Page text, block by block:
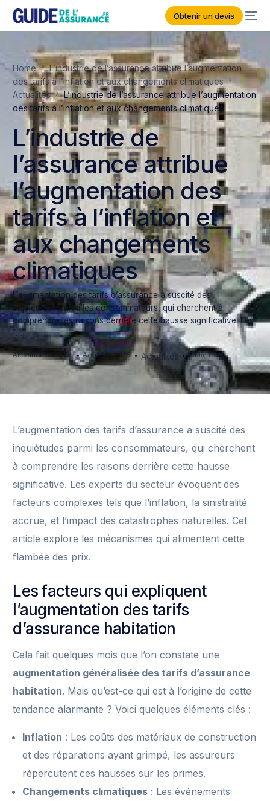
Obtenir un devis
Home
L’industrie de l’assurance attribue l’augmentation
des tarifs à l’inflation et aux changements climatiques
Actualités
L’industrie de l’assurance attribue l’augmentation
des tarifs à l’inflation et aux changements climatiques
L’industrie de
l’assurance attribue
l’augmentation des
tarifs à l’inflation et
aux changements
climatiques
L’augmentation des tarifs d’assurance a suscité des
inquiétudes parmi les consommateurs, qui cherchent à
comprendre les raisons derrière cette hausse significative. Les
[…]
Alexandre Lefèvre Août 26, 2025 Actualités 3 Min Read
L’augmentation des tarifs d’assurance a suscité des
inquiétudes parmi les consommateurs, qui cherchent
à comprendre les raisons derrière cette hausse
significative. Les experts du secteur évoquent des
facteurs complexes tels que l’inflation, la sinistralité
accrue, et l’impact des catastrophes naturelles. Cet
article explore les mécanismes qui alimentent cette
flambée des prix.
Les facteurs qui expliquent
l’augmentation des tarifs
d’assurance habitation
Cela fait quelques mois que l’on constate une
augmentation généralisée des tarifs d’assurance
habitation. Mais qu’est-ce qui est à l’origine de cette
tendance alarmante ? Voici quelques éléments clés :
Inflation : Les coûts des matériaux de construction
et des réparations ayant grimpé, les assureurs
répercutent ces hausses sur les primes.
Changements climatiques : Les événements